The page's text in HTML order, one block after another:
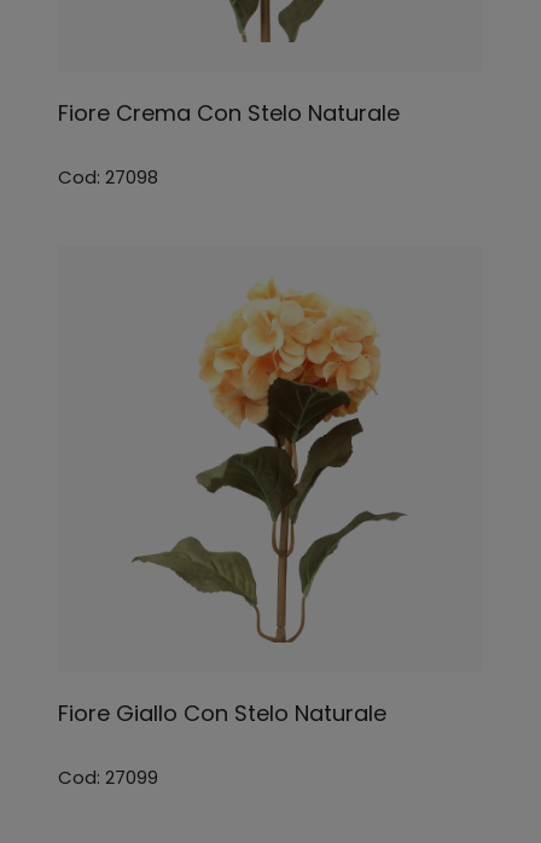
Fiore Crema Con Stelo Naturale
Cod: 27098
Fiore Giallo Con Stelo Naturale
Cod: 27099